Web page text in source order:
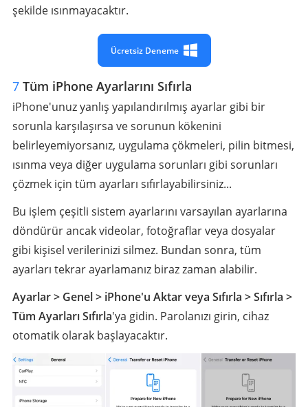
şekilde ısınmayacaktır.
Ücretsiz Deneme
7 Tüm iPhone Ayarlarını Sıfırla
iPhone'unuz yanlış yapılandırılmış ayarlar gibi bir
sorunla karşılaşırsa ve sorunun kökenini
belirleyemiyorsanız, uygulama çökmeleri, pilin bitmesi,
ısınma veya diğer uygulama sorunları gibi sorunları
çözmek için tüm ayarları sıfırlayabilirsiniz...
Bu işlem çeşitli sistem ayarlarını varsayılan ayarlarına
döndürür ancak videolar, fotoğraflar veya dosyalar
gibi kişisel verilerinizi silmez. Bundan sonra, tüm
ayarları tekrar ayarlamanız biraz zaman alabilir.
Ayarlar > Genel > iPhone'u Aktar veya Sıfırla > Sıfırla >
Tüm Ayarları Sıfırla'ya gidin. Parolanızı girin, cihaz
otomatik olarak başlayacaktır.